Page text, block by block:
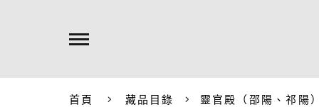
首頁 藏品目錄 靈官殿（邵陽、祁陽